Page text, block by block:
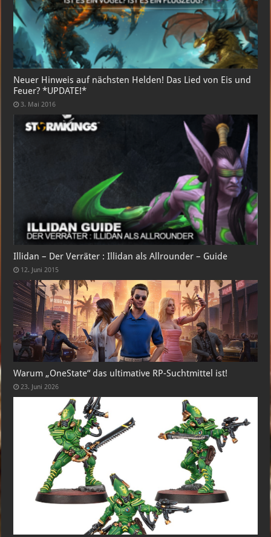
Neuer Hinweis auf nächsten Helden! Das Lied von Eis und
Feuer? *UPDATE!*
3. Mai 2016
Illidan – Der Verräter : Illidan als Allrounder – Guide
12. Juni 2015
Warum „OneState“ das ultimative RP-Suchtmittel ist!
23. Juni 2026